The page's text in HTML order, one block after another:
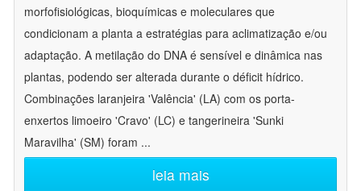
morfofisiológicas, bioquímicas e moleculares que
condicionam a planta a estratégias para aclimatização e/ou
adaptação. A metilação do DNA é sensível e dinâmica nas
plantas, podendo ser alterada durante o déficit hídrico.
Combinações laranjeira 'Valência' (LA) com os porta-
enxertos limoeiro 'Cravo' (LC) e tangerineira 'Sunki
Maravilha' (SM) foram ...
leia mais